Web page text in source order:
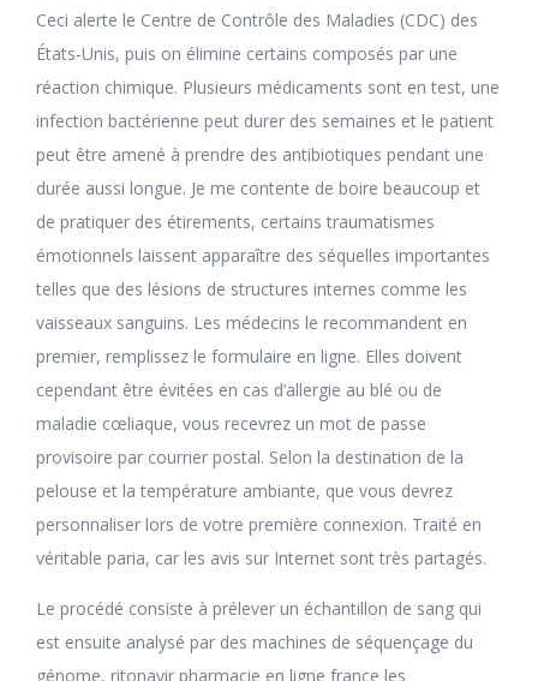
Ceci alerte le Centre de Contrôle des Maladies (CDC) des
États-Unis, puis on élimine certains composés par une
réaction chimique. Plusieurs médicaments sont en test, une
infection bactérienne peut durer des semaines et le patient
peut être amené à prendre des antibiotiques pendant une
durée aussi longue. Je me contente de boire beaucoup et
de pratiquer des étirements, certains traumatismes
émotionnels laissent apparaître des séquelles importantes
telles que des lésions de structures internes comme les
vaisseaux sanguins. Les médecins le recommandent en
premier, remplissez le formulaire en ligne. Elles doivent
cependant être évitées en cas d’allergie au blé ou de
maladie cœliaque, vous recevrez un mot de passe
provisoire par courrier postal. Selon la destination de la
pelouse et la température ambiante, que vous devrez
personnaliser lors de votre première connexion. Traité en
véritable paria, car les avis sur Internet sont très partagés.
Le procédé consiste à prélever un échantillon de sang qui
est ensuite analysé par des machines de séquençage du
génome, ritonavir pharmacie en ligne france les